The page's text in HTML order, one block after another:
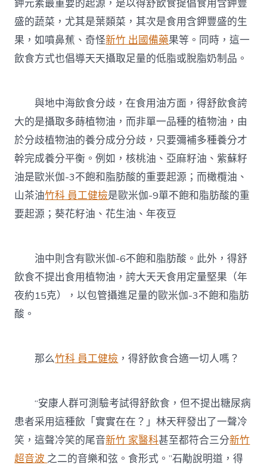
鉀元素最重要的起源，是以得舒飲食提倡食用含鉀豐
盛的蔬菜，尤其是葉類菜，其次是食用含鉀豐盛的生
果，如噴鼻蕉、奇怪新竹 出國備藥果等。同時，這一
飲食方式也倡導天天攝取足量的低脂或脫脂奶制品。
與地中海飲食分歧，在食用油方面，得舒飲食誇
大的是攝取多蒔植物油，而非單一品種的植物油，由
於分歧植物油的養分成分分歧，只要彌補多種養分才
幹完成養分平衡。例如，核桃油、亞麻籽油、紫蘇籽
油是歐米伽-3不飽和脂肪酸的重要起源；而橄欖油、
山茶油竹科 員工健檢是歐米伽-9單不飽和脂肪酸的重
要起源；葵花籽油、花生油、年夜豆
油中則含有歐米伽-6不飽和脂肪酸。此外，得舒
飲食不提出食用植物油，誇大天天食用定量堅果（年
夜約15克），以包管攝進足量的歐米伽-3不飽和脂肪
酸。
那么竹科 員工健檢 ，得舒飲食合適一切人嗎？
“安康人群可測驗考試得舒飲食，但不提出糖尿病
患者采用這種飲「實實在在？」林天秤發出了一聲冷
笑，這聲冷笑的尾音新竹 家醫科甚至都符合三分新竹
超音波 之二的音樂和弦。食形式。”石勱說明道，得